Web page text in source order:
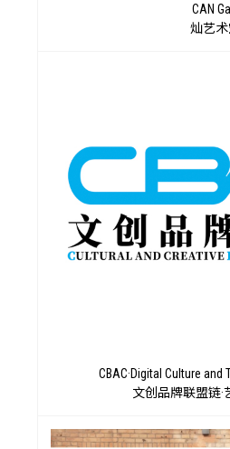
CAN
灿艺术
CBAC·Digital Culture
文创品牌联盟链·